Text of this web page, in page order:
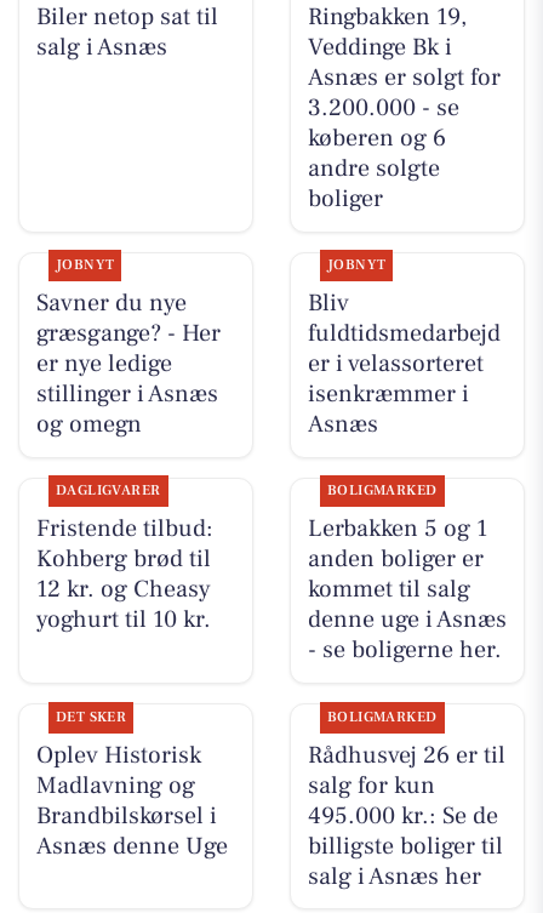
Biler netop sat til
salg i Asnæs
Ringbakken 19,
Veddinge Bk i
Asnæs er solgt for
3.200.000 - se
køberen og 6
andre solgte
boliger
JOBNYT
Savner du nye
græsgange? - Her
er nye ledige
stillinger i Asnæs
og omegn
JOBNYT
Bliv
fuldtidsmedarbejd
er i velassorteret
isenkræmmer i
Asnæs
DAGLIGVARER
Fristende tilbud:
Kohberg brød til
12 kr. og Cheasy
yoghurt til 10 kr.
BOLIGMARKED
Lerbakken 5 og 1
anden boliger er
kommet til salg
denne uge i Asnæs
- se boligerne her.
DET SKER
Oplev Historisk
Madlavning og
Brandbilskørsel i
Asnæs denne Uge
BOLIGMARKED
Rådhusvej 26 er til
salg for kun
495.000 kr.: Se de
billigste boliger til
salg i Asnæs her